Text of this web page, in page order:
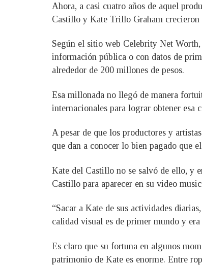
Ahora, a casi cuatro años de aquel
Castillo y Kate Trillo Graham crecieron
Según el sitio web Celebrity Net
información pública o con datos de
alrededor de 200 millones de pesos.
Esa millonada no llegó de manera
internacionales para lograr obtener esa
A pesar de que los productores y
que dan a conocer lo bien pagado que
Kate del Castillo no se salvó de ello, y
Castillo para aparecer en su video
“Sacar a Kate de sus actividades
calidad visual es de primer mundo y
Es claro que su fortuna en algunos
patrimonio de Kate es enorme. Entre